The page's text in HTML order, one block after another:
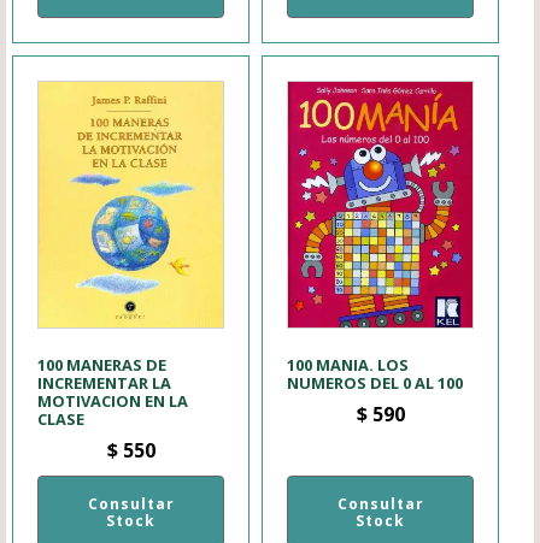
100 MANERAS DE
INCREMENTAR LA
MOTIVACION EN LA
CLASE
$550
Consultar
Stock
100 MANIA. LOS
NUMEROS DEL 0 AL 100
$590
Consultar
Stock